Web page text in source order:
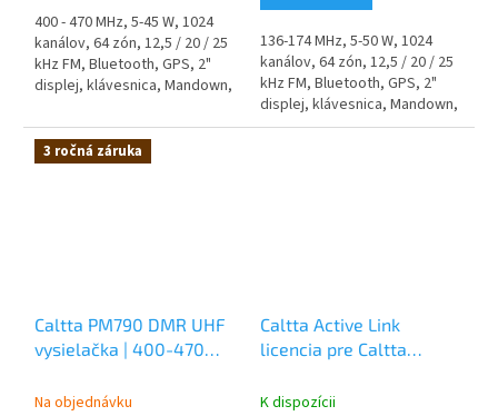
hviezdičiek.
400 - 470 MHz, 5-45 W, 1024
kanálov, 64 zón, 12,5 / 20 / 25
kHz FM, Bluetooth, GPS, 2"
displej, klávesnica, Mandown,
roaming, IP68 krytie, záruka 3
roky
136-174 MHz, 5-50 W, 1024
kanálov, 64 zón, 12,5 / 20 / 25
kHz FM, Bluetooth, GPS, 2"
displej, klávesnica, Mandown,
osamotený pracovník,
3 ročná záruka
Caltta PM790 DMR UHF
vysielačka | 400-470
SFR | 45W
Na objednávku
Caltta Active Link
licencia pre Caltta
K dispozícii